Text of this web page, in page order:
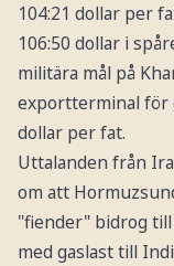
104:21 dollar per
106:50 dollar i
militära mål på
exportterminal för
dollar per fat.
Uttalanden från
om att
"fiender" bidrog
med gaslast till